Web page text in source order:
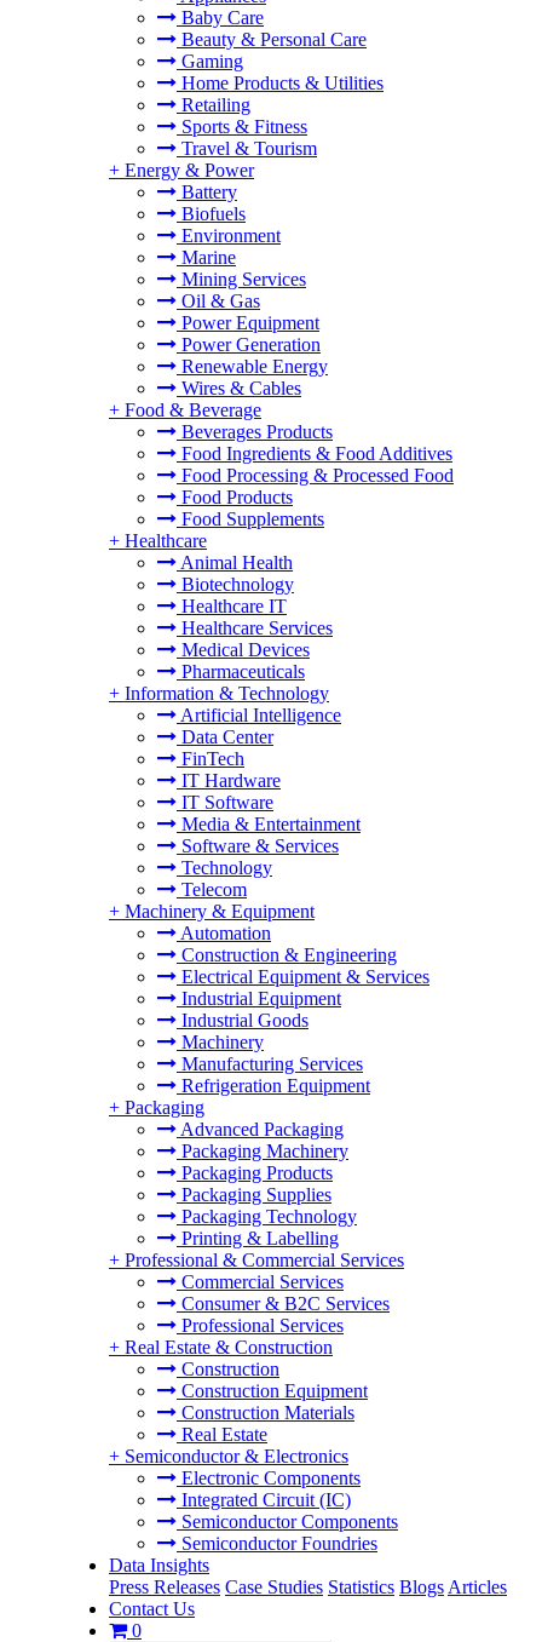
Baby Care
Beauty & Personal Care
Gaming
Home Products & Utilities
Retailing
Sports & Fitness
Travel & Tourism
+ Energy & Power
Battery
Biofuels
Environment
Marine
Mining Services
Oil & Gas
Power Equipment
Power Generation
Renewable Energy
Wires & Cables
+ Food & Beverage
Beverages Products
Food Ingredients & Food Additives
Food Processing & Processed Food
Food Products
Food Supplements
+ Healthcare
Animal Health
Biotechnology
Healthcare IT
Healthcare Services
Medical Devices
Pharmaceuticals
+ Information & Technology
Artificial Intelligence
Data Center
FinTech
IT Hardware
IT Software
Media & Entertainment
Software & Services
Technology
Telecom
+ Machinery & Equipment
Automation
Construction & Engineering
Electrical Equipment & Services
Industrial Equipment
Industrial Goods
Machinery
Manufacturing Services
Refrigeration Equipment
+ Packaging
Advanced Packaging
Packaging Machinery
Packaging Products
Packaging Supplies
Packaging Technology
Printing & Labelling
+ Professional & Commercial Services
Commercial Services
Consumer & B2C Services
Professional Services
+ Real Estate & Construction
Construction
Construction Equipment
Construction Materials
Real Estate
+ Semiconductor & Electronics
Electronic Components
Integrated Circuit (IC)
Semiconductor Components
Semiconductor Foundries
Data Insights
Press Releases Case Studies Statistics Blogs Articles
Contact Us
0